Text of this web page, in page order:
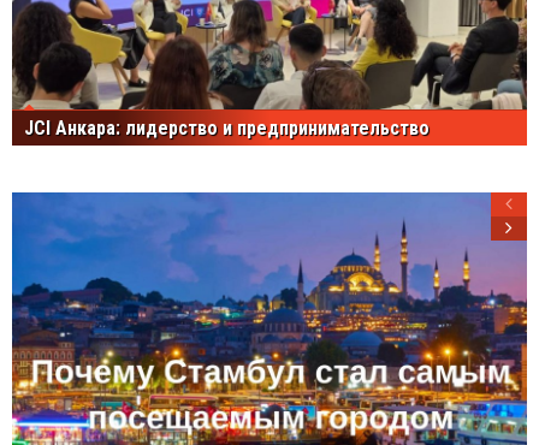
JCI Анкара: лидерство и предпринимательство